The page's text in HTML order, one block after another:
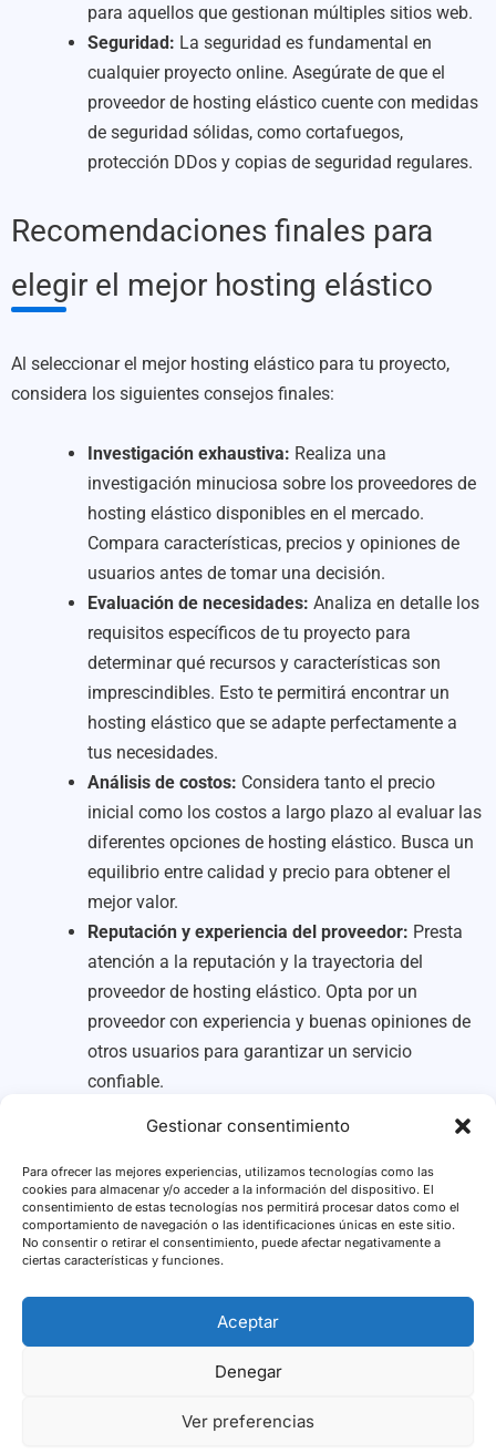
Gestionar consentimiento
Para ofrecer las mejores experiencias, utilizamos tecnologías como las
cookies para almacenar y/o acceder a la información del dispositivo. El
consentimiento de estas tecnologías nos permitirá procesar datos como el
comportamiento de navegación o las identificaciones únicas en este sitio.
No consentir o retirar el consentimiento, puede afectar negativamente a
ciertas características y funciones.
Aceptar
Denegar
Ver preferencias
para aquellos que gestionan múltiples sitios web.
Seguridad: La seguridad es fundamental en
cualquier proyecto online. Asegúrate de que el
proveedor de hosting elástico cuente con medidas
de seguridad sólidas, como cortafuegos,
protección DDos y copias de seguridad regulares.
Recomendaciones finales para
elegir el mejor hosting elástico
Al seleccionar el mejor hosting elástico para tu proyecto,
considera los siguientes consejos finales:
Investigación exhaustiva: Realiza una
investigación minuciosa sobre los proveedores de
hosting elástico disponibles en el mercado.
Compara características, precios y opiniones de
usuarios antes de tomar una decisión.
Evaluación de necesidades: Analiza en detalle los
requisitos específicos de tu proyecto para
determinar qué recursos y características son
imprescindibles. Esto te permitirá encontrar un
hosting elástico que se adapte perfectamente a
tus necesidades.
Análisis de costos: Considera tanto el precio
inicial como los costos a largo plazo al evaluar las
diferentes opciones de hosting elástico. Busca un
equilibrio entre calidad y precio para obtener el
mejor valor.
Reputación y experiencia del proveedor: Presta
atención a la reputación y la trayectoria del
proveedor de hosting elástico. Opta por un
proveedor con experiencia y buenas opiniones de
otros usuarios para garantizar un servicio
confiable.
posibilidad de migrar tu proyecto sin
complicaciones en caso de que necesites cambiar
de proveedor en el futuro.
elásticos de España. ¿Con cuál te quedas tú?
Copyright © 2026 Mejor Hosting